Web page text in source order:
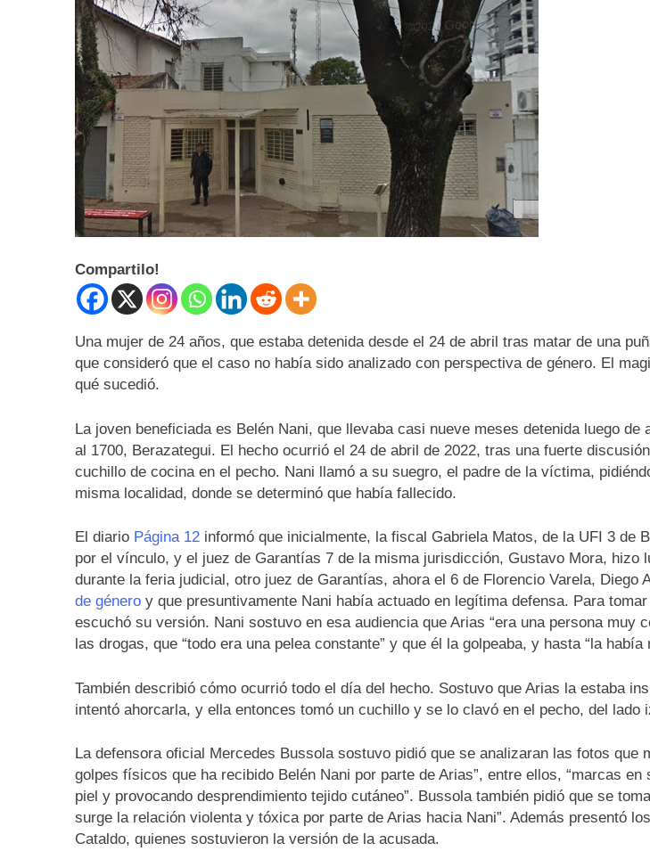
Compartilo!
Una mujer de 24 años, que estaba detenida desde el 24 de abril tras matar de una
que consideró que el caso no había sido analizado con perspectiva de género. El
qué sucedió.
La joven beneficiada es Belén Nani, que llevaba casi nueve meses detenida luego
al 1700, Berazategui. El hecho ocurrió el 24 de abril de 2022, tras una fuerte
cuchillo de cocina en el pecho. Nani llamó a su suegro, el padre de la víctima,
misma localidad, donde se determinó que había fallecido.
El diario Página 12 informó que inicialmente, la fiscal Gabriela Matos, de la UFI 3 de
por el vínculo, y el juez de Garantías 7 de la misma jurisdicción, Gustavo Mora,
durante la feria judicial, otro juez de Garantías, ahora el 6 de Florencio Varela, Diego
de género y que presuntivamente Nani había actuado en legítima defensa. Para
escuchó su versión. Nani sostuvo en esa audiencia que Arias “era una persona
las drogas, que “todo era una pelea constante” y que él la golpeaba, y hasta “la había
También describió cómo ocurrió todo el día del hecho. Sostuvo que Arias la estaba
intentó ahorcarla, y ella entonces tomó un cuchillo y se lo clavó en el pecho, del lado
La defensora oficial Mercedes Bussola sostuvo pidió que se analizaran las fotos
golpes físicos que ha recibido Belén Nani por parte de Arias”, entre ellos, “marcas
piel y provocando desprendimiento tejido cutáneo”. Bussola también pidió que se
surge la relación violenta y tóxica por parte de Arias hacia Nani”. Además presentó
Cataldo, quienes sostuvieron la versión de la acusada.